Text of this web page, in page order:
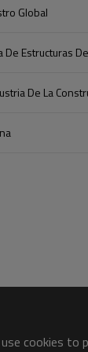
Global
Estructuras
De La
cookies to